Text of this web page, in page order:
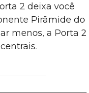
2 deixa você
Pirâmide do
menos, a Porta 2